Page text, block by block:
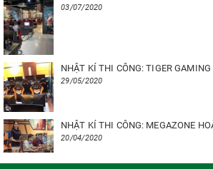
03/07/2020
NHẬT KÍ THI CÔNG: TIGER GAMING
29/05/2020
NHẬT KÍ THI CÔNG: MEGAZONE
20/04/2020